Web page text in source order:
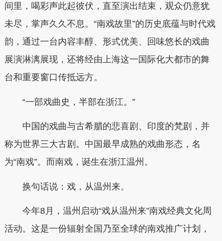
间里，喝彩声此起彼伏，直至演出结束，观众仍意犹
未尽，掌声久久不息。“南戏故里”的历史底蕴与时代戏
韵，通过一台内容丰醇、形式优美、回味悠长的戏曲
展演淋漓展现，还将经由上海这一国际化大都市的舞
台和重要窗口传抵远方。
“一部戏曲史，半部在浙江。”
中国的戏曲与古希腊的悲喜剧、印度的梵剧，并
称为世界三大古剧。中国最早成熟的戏曲形态，名
为“南戏”。而南戏，诞生在浙江温州。
换句话说：戏，从温州来。
今年8月，温州启动“戏从温州来”南戏经典文化周
活动。这是一份辐射全国乃至全球的南戏推广计划，